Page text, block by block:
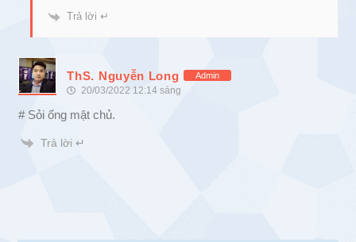
Trả lời ↵
ThS. Nguyễn Long Admin
20/03/2022 12:14 sáng
# Sỏi ống mật chủ.
Trả lời ↵